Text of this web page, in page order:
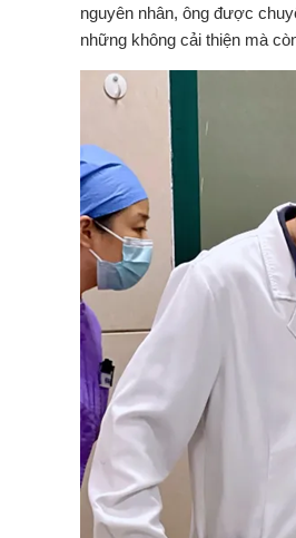
nguyên nhân, ông được
những không cải thiện mà